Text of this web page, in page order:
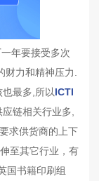
年要接受多次
财力和精神压力.
最多,所以ICTI
链相关行业多,
求供货商的上下
至其它行业，有
国书籍印刷组